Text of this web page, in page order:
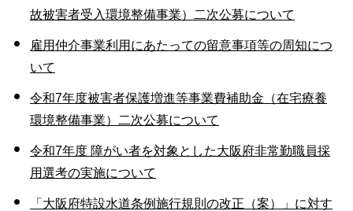
故被害者受入環境整備事業）二次公募について
雇用仲介事業利用にあたっての留意事項等の周知につ
いて
令和7年度被害者保護増進等事業費補助金（在宅療養
環境整備事業）二次公募について
令和7年度 障がい者を対象とした大阪府非常勤職員採
用選考の実施について
「大阪府特設水道条例施行規則の改正（案）」に対す